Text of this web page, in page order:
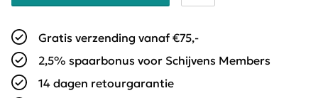
Gratis verzending vanaf €75,-
2,5% spaarbonus voor Schijvens Members
14 dagen retourgarantie